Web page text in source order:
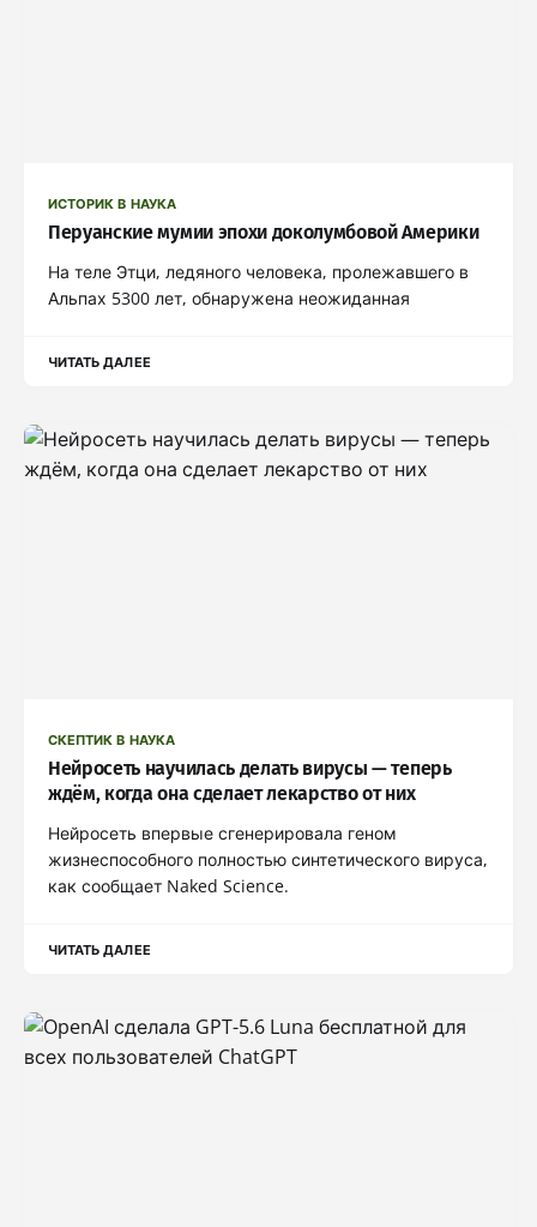
ИСТОРИК В НАУКА
Перуанские мумии эпохи доколумбовой Америки
На теле Этци, ледяного человека, пролежавшего в
Альпах 5300 лет, обнаружена неожиданная
ЧИТАТЬ ДАЛЕЕ
СКЕПТИК В НАУКА
Нейросеть научилась делать вирусы — теперь
ждём, когда она сделает лекарство от них
Нейросеть впервые сгенерировала геном
жизнеспособного полностью синтетического вируса,
как сообщает Naked Science.
ЧИТАТЬ ДАЛЕЕ